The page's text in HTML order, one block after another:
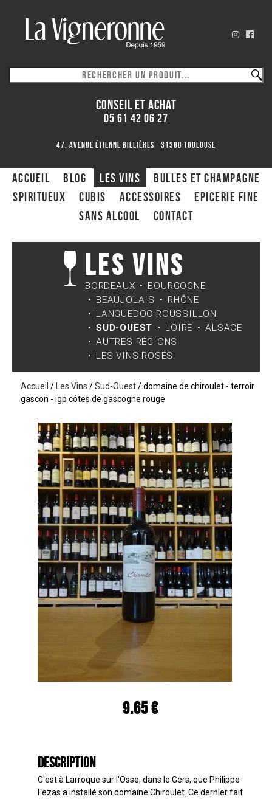
CONSEIL ET ACHAT
05 61 42 06 27
47, avenue Étienne Billières - 31300 toulouse
ACCUEIL Blog Les Vins
Bulles et Champagne
Spiritueux
CUBIS ACCESSOIRES
Epicerie fine
Sans alcool
Contact
Les Vins
BORDEAUX
BOURGOGNE
BEAUJOLAIS
RHÔNE
LANGUEDOC ROUSSILLON
SUD-OUEST
LOIRE
ALSACE
AUTRES RÉGIONS
LES VINS ROSÉS
Accueil /Les Vins /Sud-Ouest/domaine de chiroulet - terroir
gascon - igp côtes de gascogne rouge
9.65 €
Description
C'est à Larroque sur l'Osse, dans le Gers, que Philippe
Fezas a installé son domaine Chiroulet. Ce dernier fait